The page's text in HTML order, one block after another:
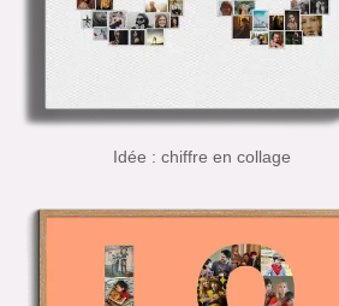
Idée : chiffre en collage